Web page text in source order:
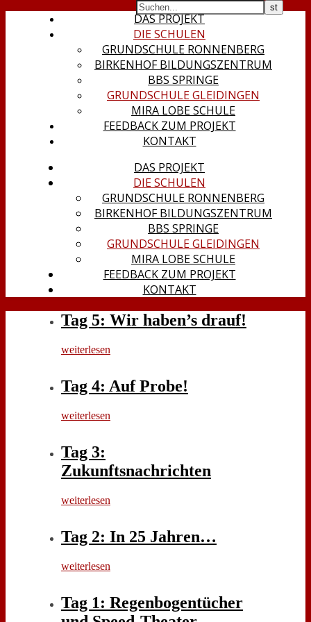
DAS PROJEKT
DIE SCHULEN
GRUNDSCHULE RONNENBERG
BIRKENHOF BILDUNGSZENTRUM
BBS SPRINGE
GRUNDSCHULE GLEIDINGEN
MIRA LOBE SCHULE
FEEDBACK ZUM PROJEKT
KONTAKT
DAS PROJEKT
DIE SCHULEN
GRUNDSCHULE RONNENBERG
BIRKENHOF BILDUNGSZENTRUM
BBS SPRINGE
GRUNDSCHULE GLEIDINGEN
MIRA LOBE SCHULE
FEEDBACK ZUM PROJEKT
KONTAKT
Tag 5: Wir haben’s drauf!
weiterlesen
Tag 4: Auf Probe!
weiterlesen
Tag 3:
Zukunftsnachrichten
weiterlesen
Tag 2: In 25 Jahren…
weiterlesen
Tag 1: Regenbogentücher